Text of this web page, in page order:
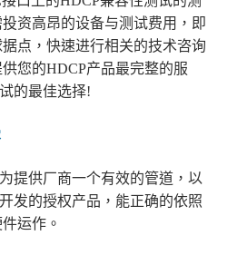
资高昂的设备与测试费用，即
点，快速进行相关的技术咨询
您的HDCP产品最完整的服
的最佳选择!
提供厂商一个有效的管道，以
发的授权产品，能正确的依照
运作。